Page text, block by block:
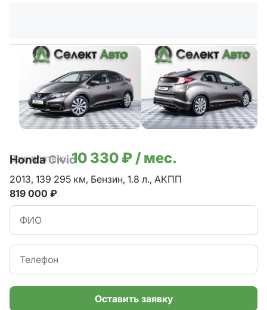
Ваш платеж: 10 330 ₽ / мес.
Оставить заявку
HondaCivic
2013, 139 295 км, Бензин, 1.8 л., АКПП
819 000 ₽